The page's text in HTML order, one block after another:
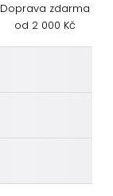
Doprava zdarma
od 2 000 Kč